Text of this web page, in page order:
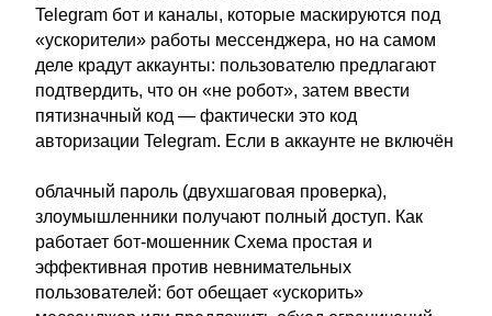
Telegram бот и каналы, которые маскируются под
«ускорители» работы мессенджера, но на самом
деле крадут аккаунты: пользователю предлагают
подтвердить, что он «не робот», затем ввести
пятизначный код — фактически это код
авторизации Telegram. Если в аккаунте не включён
облачный пароль (двухшаговая проверка),
злоумышленники получают полный доступ. Как
работает бот‑мошенник Схема простая и
эффективная против невнимательных
пользователей: бот обещает «ускорить»